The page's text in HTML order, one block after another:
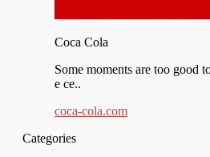
Coca Cola
Some moments are too good
e ce..
coca-cola.com
Categories